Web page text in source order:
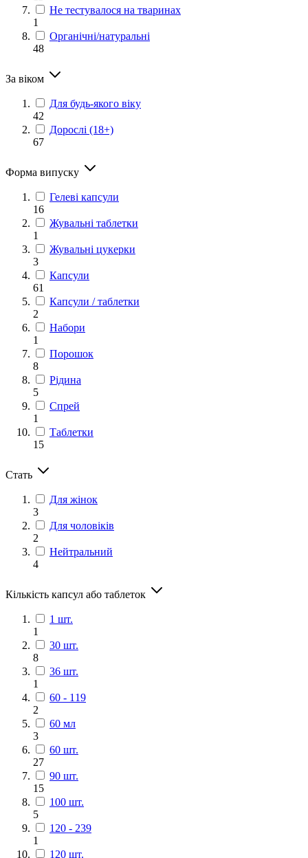
Не тестувалося на тваринах
1
Органічні/натуральні
48
За віком
Для будь-якого віку
42
Дорослі (18+)
67
Форма випуску
Гелеві капсули
16
Жувальні таблетки
1
Жувальні цукерки
3
Капсули
61
Капсули / таблетки
2
Набори
1
Порошок
8
Рідина
5
Спрей
1
Таблетки
15
Стать
Для жінок
3
Для чоловіків
2
Нейтральний
4
Кількість капсул або таблеток
1 шт.
1
30 шт.
8
36 шт.
1
60 - 119
2
60 мл
3
60 шт.
27
90 шт.
15
100 шт.
5
120 - 239
1
120 шт.